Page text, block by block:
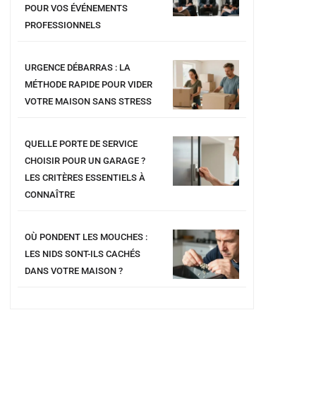
POUR VOS ÉVÉNEMENTS
PROFESSIONNELS
URGENCE DÉBARRAS : LA
MÉTHODE RAPIDE POUR VIDER
VOTRE MAISON SANS STRESS
QUELLE PORTE DE SERVICE
CHOISIR POUR UN GARAGE ?
LES CRITÈRES ESSENTIELS À
CONNAÎTRE
OÙ PONDENT LES MOUCHES :
LES NIDS SONT-ILS CACHÉS
DANS VOTRE MAISON ?